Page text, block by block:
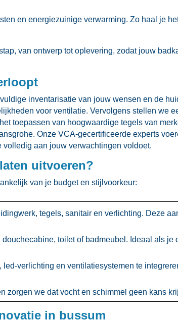
en energiezuinige verwarming.​ Zo haal je
van ontwerp tot oplevering, zodat jouw
inventarisatie van jouw wensen en de
voor ventilatie.​ Vervolgens stellen we
toepassen van hoogwaardige tegels van
Onze VCA-gecertificeerde experts
volledig aan jouw verwachtingen voldoet.​
uitvoeren?
van je budget en stijlvoorkeur:
tegels, sanitair en verlichting.​ Deze
toilet of badmeubel.​ Ideaal als je
verlichting en ventilatiesystemen te
zorgen we dat vocht en schimmel geen kans
in bussum